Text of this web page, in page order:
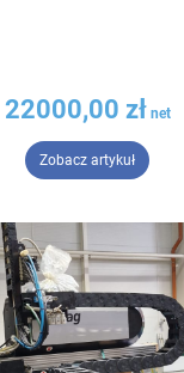
22000,00 zł
Zobacz artykuł–